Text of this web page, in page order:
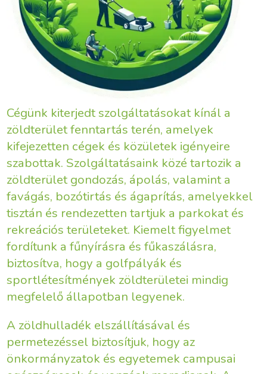
Cégünk kiterjedt szolgáltatásokat kínál a
zöldterület fenntartás terén, amelyek
kifejezetten cégek és közületek igényeire
szabottak. Szolgáltatásaink közé tartozik a
zöldterület gondozás, ápolás, valamint a
favágás, bozótirtás és ágaprítás, amelyekkel
tisztán és rendezetten tartjuk a parkokat és
rekreációs területeket. Kiemelt figyelmet
fordítunk a fűnyírásra és fűkaszálásra,
biztosítva, hogy a golfpályák és
sportlétesítmények zöldterületei mindig
megfelelő állapotban legyenek.
A zöldhulladék elszállításával és
permetezéssel biztosítjuk, hogy az
önkormányzatok és egyetemek campusai